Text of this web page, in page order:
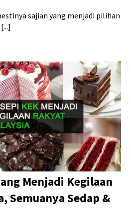
sajian yang menjadi pilihan
Menjadi Kegilaan
Semuanya Sedap &